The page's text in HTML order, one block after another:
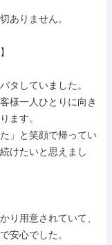
ありません。
タしていました。
様一人ひとりに向き
ます。
」と笑顔で帰ってい
けたいと思えまし
り用意されていて、
安心でした。